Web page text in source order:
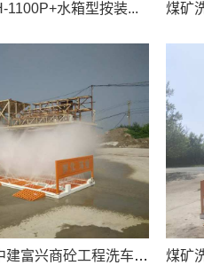
1100P+水箱型按装...
煤矿洗轮机-青岛中建富兴商砼工程洗车机案例